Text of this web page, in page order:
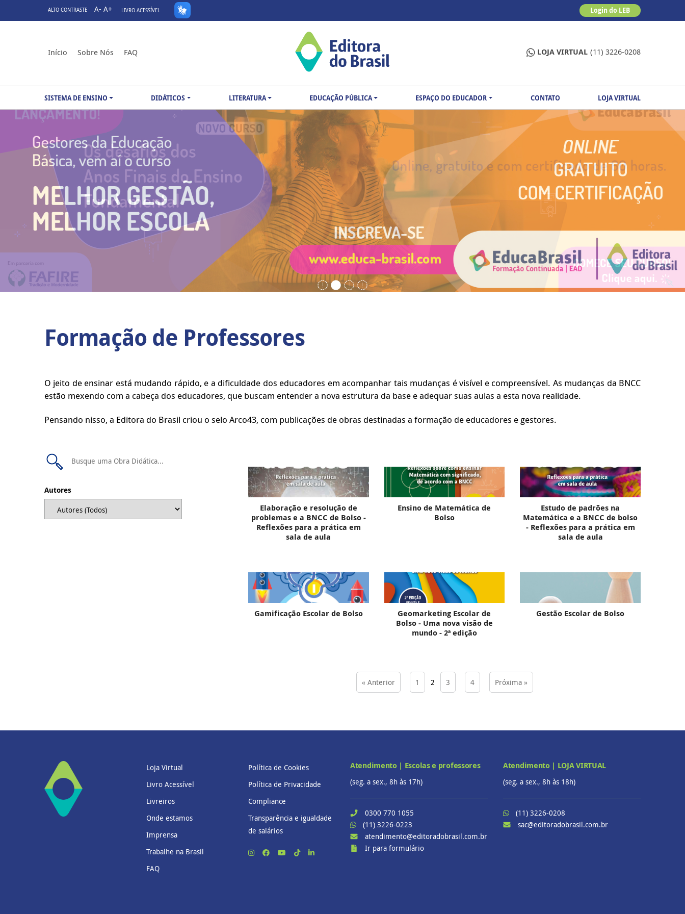
ALTO CONTRASTE A- A+ LIVRO ACESSÍVEL Login do LEB
Início Sobre Nós FAQ LOJA VIRTUAL (11) 3226-0208
SISTEMA DE ENSINO DIDÁTICOS LITERATURA EDUCAÇÃO PÚBLICA ESPAÇO DO EDUCADOR CONTATO LOJA VIRTUAL
Formação de Professores
O jeito de ensinar está mudando rápido, e a dificuldade dos educadores em acompanhar tais mudanças é visível e compreensível. As mudanças da BNCC
estão mexendo com a cabeça dos educadores, que buscam entender a nova estrutura da base e adequar suas aulas a esta nova realidade.
Pensando nisso, a Editora do Brasil criou o selo Arco43, com publicações de obras destinadas a formação de educadores e gestores.
Autores
Elaboração e resolução de
problemas e a BNCC de Bolso -
Reflexões para a prática em
sala de aula
Ensino de Matemática de
Bolso
Estudo de padrões na
Matemática e a BNCC de bolso
- Reflexões para a prática em
sala de aula
Gamificação Escolar de Bolso
Geomarketing Escolar de
Bolso - Uma nova visão de
mundo - 2ª edição
Gestão Escolar de Bolso
« Anterior 1 2 3 4 Próxima »
Loja Virtual
Livro Acessível
Livreiros
Onde estamos
Imprensa
Trabalhe na Brasil
FAQ
Política de Cookies
Política de Privacidade
Compliance
Transparência e igualdade
de salários
Atendimento | Escolas e professores
(seg. a sex., 8h às 17h)
0300 770 1055
(11) 3226-0223
atendimento@editoradobrasil.com.br
Ir para formulário
Atendimento | LOJA VIRTUAL
(seg. a sex., 8h às 18h)
(11) 3226-0208
sac@editoradobrasil.com.br